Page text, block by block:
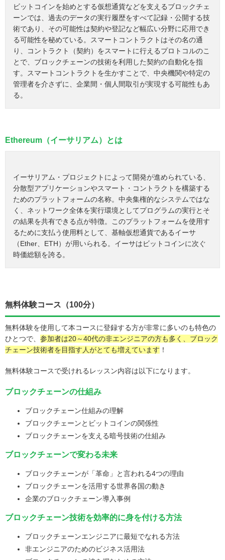
ビットコインを始めとする仮想通貨などを支えるブロックチェ
ーンでは、過去のデータの実行履歴をすべて記録・公開する技
術であり、その可能性は契約や登記など幅広い分野に応用でき
る可能性を秘めている。スマートコントラクトはその名の通
り、コントラクト（契約）をスマートに行えるプロトコルのこ
とで、ブロックチェーンの技術を利用した契約の自動化を指
す。スマートコントラクトを生かすことで、中央機関や特定の
管理者を介さずに、企業間・個人間取引が実現する可能性もあ
る。
Ethereum（イーサリアム）とは
イーサリアム・プロジェクトによって開発が進められている、
分散型アプリケーションやスマート・コントラクトを構築する
ためのプラットフォームの名称。中央集権的なシステムではな
く、ネットワーク全体を実行環境としてプログラムの実行とそ
の結果を共有できる点が特徴。このプラットフォームを使用す
るために支払う使用料として、基軸仮想通貨であるイーサ
（Ether、ETH）が用いられる。イーサはビットコインに次ぐ
時価総額を誇る。
無料体験コース（100分）
無料体験を使用して本コースに登録する方が非常に多いのも特色の
ひとつで、 参加者は20～40代の非エンジニアの方も多く、ブロック
チェーン技術者を目指す人がとても増えています ！
無料体験コースで受けれるレッスン内容は以下になります。
ブロックチェーンの仕組み
ブロックチェーン仕組みの理解
ブロックチェーンとビットコインの関係性
ブロックチェーンを支える暗号技術の仕組み
ブロックチェーンで変わる未来
ブロックチェーンが「革命」と言われる4つの理由
ブロックチェーンを活用する世界各国の動き
企業のブロックチェーン導入事例
ブロックチェーン技術を効率的に身を付ける方法
ブロックチェーンエンジニアに最短でなれる方法
非エンジニアのためのビジネス活用法